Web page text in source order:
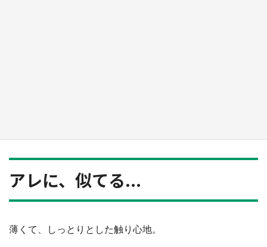
アレに、似てる...
薄くて、しっとりとした触り心地。